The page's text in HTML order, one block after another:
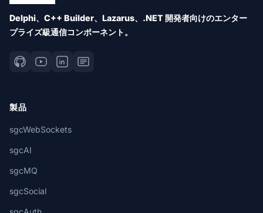
Delphi、C++ Builder、Lazarus、.NET 開発者向けのエンター
プライズ級通信コンポーネント。
製品
sgcWebSockets
sgcAI
sgcMQ
sgcSocial